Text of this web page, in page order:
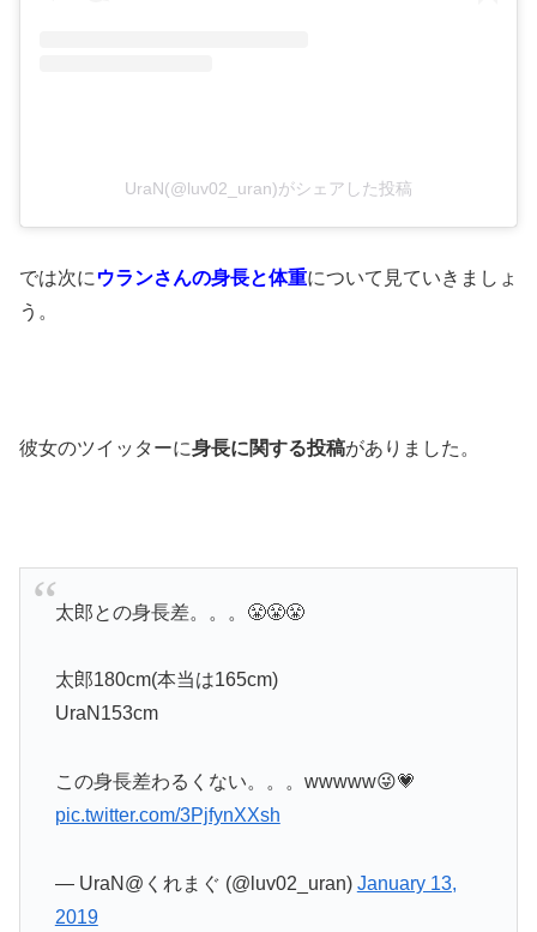
UraN(@luv02_uran)がシェアした投稿
では次に ウランさんの身長と体重について見ていきましょ
う。
彼女のツイッターに身長に関する投稿がありました。
太郎との身長差。。。😤😤😤
太郎180cm(本当は165cm)
UraN153cm
この身長差わるくない。。。wwwww😜💗
pic.twitter.com/3PjfynXXsh
— UraN@くれまぐ (@luv02_uran) January 13,
2019